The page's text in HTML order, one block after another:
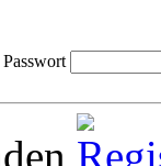
Passwort